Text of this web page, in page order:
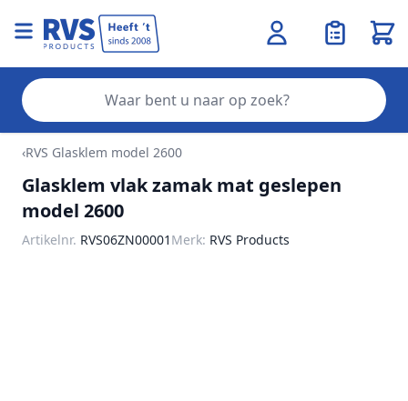
Ga naar de inhoud
‹RVS Glasklem model 2600
Glasklem vlak zamak mat geslepen
model 2600
Artikelnr. RVS06ZN00001 Merk: RVS Products